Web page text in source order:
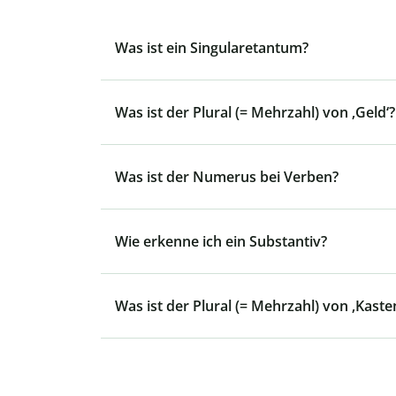
Was ist ein Singularetantum?
Was ist der Plural (= Mehrzahl) von ‚Geld‘?
Was ist der Numerus bei Verben?
Wie erkenne ich ein Substantiv?
Was ist der Plural (= Mehrzahl) von